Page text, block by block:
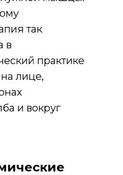
так
в
практике
лице,
и вокруг